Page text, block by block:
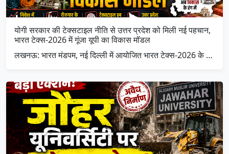
योगी सरकार की टेक्सटाइल नीति से उत्तर प्रदेश को मिली नई पहचान,
भारत टेक्स-2026 में गूंजा यूपी का विकास मॉडल
लखनऊ: भारत मंडपम, नई दिल्ली में आयोजित भारत टेक्स-2026 के …